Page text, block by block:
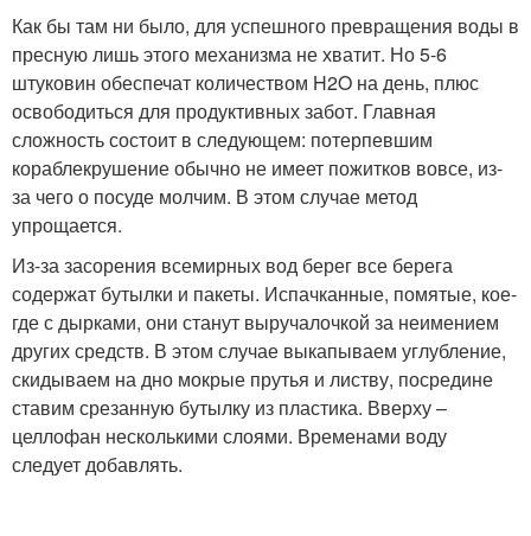
Как бы там ни было, для успешного превращения воды в
пресную лишь этого механизма не хватит. Но 5-6
штуковин обеспечат количеством H2O на день, плюс
освободиться для продуктивных забот. Главная
сложность состоит в следующем: потерпевшим
кораблекрушение обычно не имеет пожитков вовсе, из-
за чего о посуде молчим. В этом случае метод
упрощается.
Из-за засорения всемирных вод берег все берега
содержат бутылки и пакеты. Испачканные, помятые, кое-
где с дырками, они станут выручалочкой за неимением
других средств. В этом случае выкапываем углубление,
скидываем на дно мокрые прутья и листву, посредине
ставим срезанную бутылку из пластика. Вверху –
целлофан несколькими слоями. Временами воду
следует добавлять.